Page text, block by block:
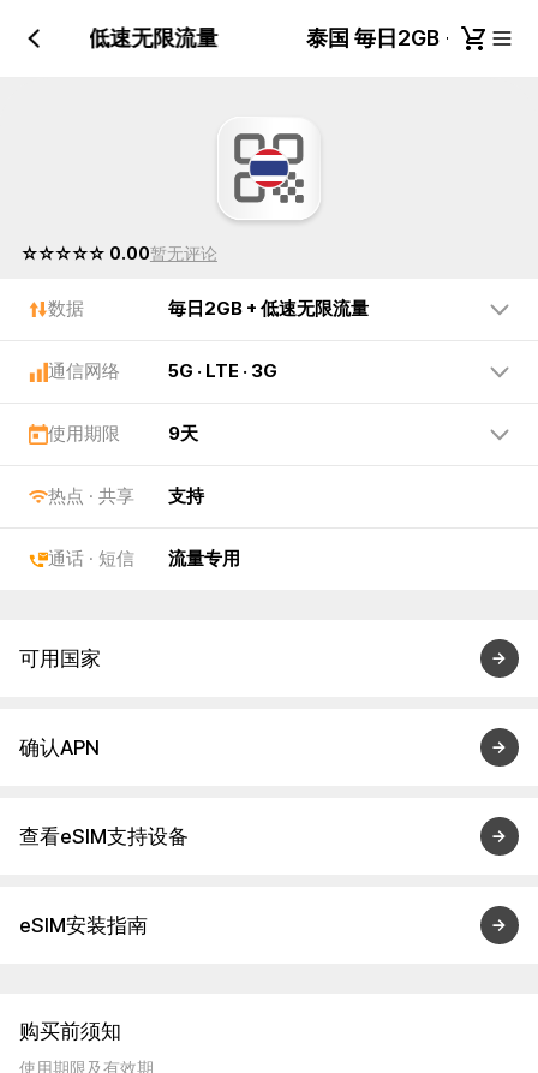
2GB + 低速无限流量 泰国 毎日2GB + 低速
☆☆☆☆☆ 0.00暂无评论
数据 毎日2GB + 低速无限流量
通信网络 5G · LTE · 3G
使用期限 9天
热点 · 共享 支持
通话 · 短信 流量专用
可用国家
确认APN
查看eSIM支持设备
eSIM安装指南
购买前须知
使用期限及有效期